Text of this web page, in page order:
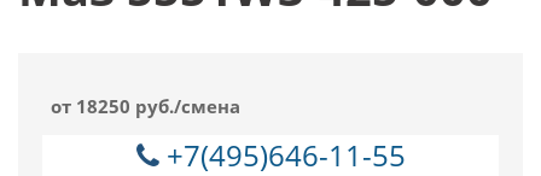
от 18250 руб./смена
+7(495)646-11-55